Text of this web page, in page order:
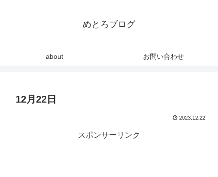
めとろブログ
about お問い合わせ
12月22日
2023.12.22
スポンサーリンク